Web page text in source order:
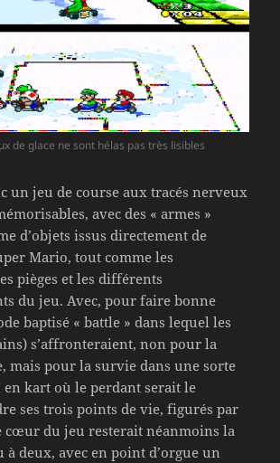
de glace ne sont hélas pas très lisibles
un jeu de course aux tracés nerveux
avec des « armes »
d’objets issus directement de
Mario, tout comme les
pièges et les différents
du jeu. Avec, pour faire bonne
baptisé « battle » dans lequel les
s’affronteraient, non pour la
mais pour la survie dans une sorte
en kart où le perdant serait le
ses trois points de vie, figurés par
cœur du jeu resterait néanmoins la
à deux, avec en point d’orgue un